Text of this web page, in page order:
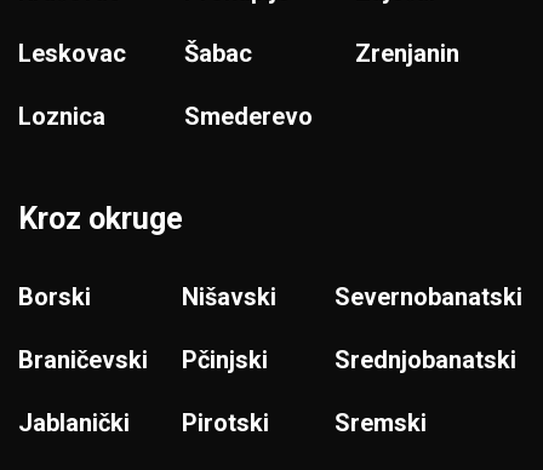
Leskovac
Loznica
Šabac
Smederevo
Zrenjanin
Kroz okruge
Borski
Braničevski
Jablanički
Nišavski
Pčinjski
Pirotski
Severnobanatski
Srednjobanatski
Sremski